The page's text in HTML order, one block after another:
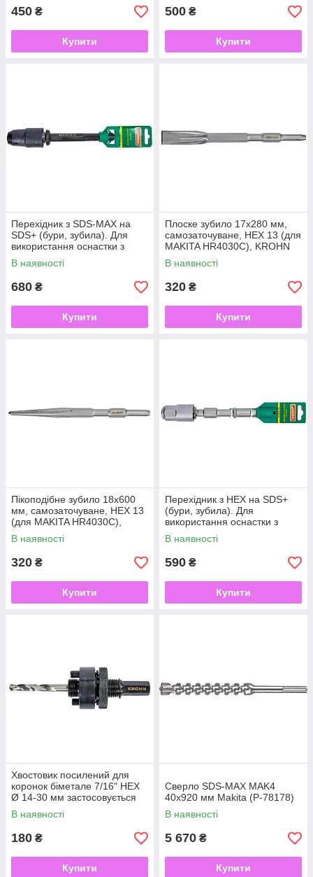
450 ₴
Купити
500 ₴
Купити
Перехідник з SDS-MAX на
SDS+ (бури, зубила). Для
використання оснастки з
хвостовиком SDS-Plus з
перфор, KROHN
В наявності
680 ₴
Купити
Плоске зубило 17x280 мм,
самозаточуване, HEX 13 (для
MAKITA HR4030C), KROHN
В наявності
320 ₴
Купити
Пікоподібне зубило 18x600
мм, самозаточуване, HEX 13
(для MAKITA HR4030C),
KROHN
В наявності
320 ₴
Купити
Перехідник з HEX на SDS+
(бури, зубила). Для
використання оснастки з
хвостовиком SDS-Plus з
перфоратором, KROHN
В наявності
590 ₴
Купити
Хвостовик посилений для
коронок біметале 7/16" HEX
Ø 14-30 мм застосовується
спільно з біметалевими к,
KROHN
В наявності
180 ₴
Купити
Сверло SDS-MAX MAK4
40x920 мм Makita (P-78178)
В наявності
5 670 ₴
Купити